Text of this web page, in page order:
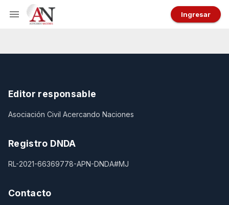
Ingresar
Editor responsable
Asociación Civil Acercando Naciones
Registro DNDA
RL-2021-66369778-APN-DNDA#MJ
Contacto